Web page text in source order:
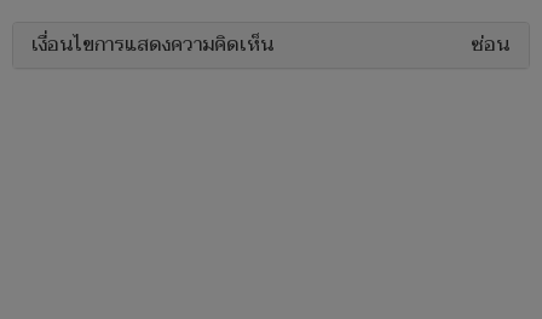
เงื่อนไขการแสดงความคิดเห็น ซ่อน